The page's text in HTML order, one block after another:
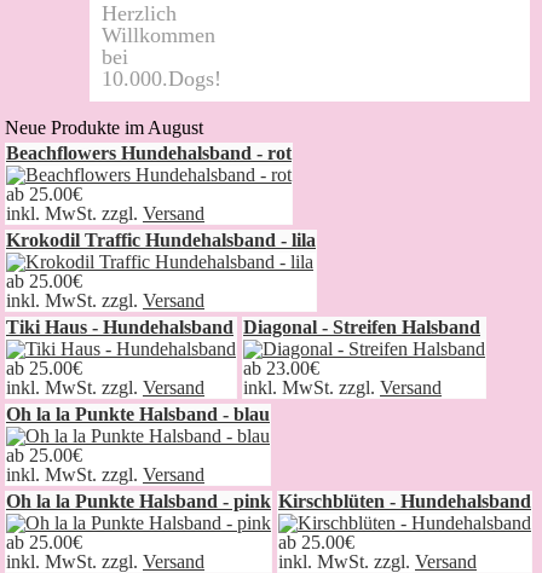
Herzlich
Willkommen
bei
10.000.Dogs!
Neue Produkte im August
Beachflowers Hundehalsband - rot
ab 25.00€
inkl. MwSt. zzgl. Versand
Krokodil Traffic Hundehalsband - lila
ab 25.00€
inkl. MwSt. zzgl. Versand
Tiki Haus - Hundehalsband
ab 25.00€
inkl. MwSt. zzgl. Versand
Diagonal - Streifen Halsband
ab 23.00€
inkl. MwSt. zzgl. Versand
Oh la la Punkte Halsband - blau
ab 25.00€
inkl. MwSt. zzgl. Versand
Oh la la Punkte Halsband - pink
ab 25.00€
inkl. MwSt. zzgl. Versand
Kirschblüten - Hundehalsband
ab 25.00€
inkl. MwSt. zzgl. Versand